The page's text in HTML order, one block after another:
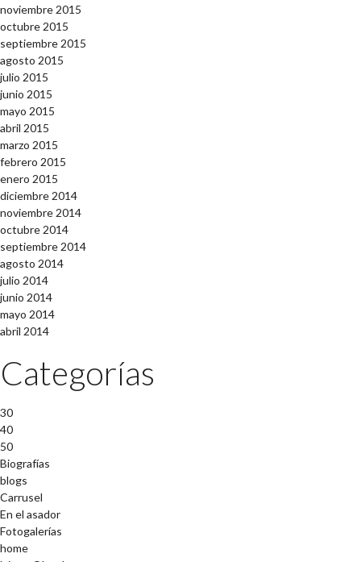
noviembre 2015
octubre 2015
septiembre 2015
agosto 2015
julio 2015
junio 2015
mayo 2015
abril 2015
marzo 2015
febrero 2015
enero 2015
diciembre 2014
noviembre 2014
octubre 2014
septiembre 2014
agosto 2014
julio 2014
junio 2014
mayo 2014
abril 2014
Categorías
30
40
50
Biografías
blogs
Carrusel
En el asador
Fotogalerías
home